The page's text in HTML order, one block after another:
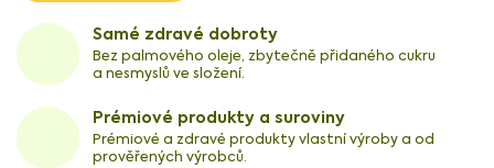
Samé zdravé dobroty
Bez palmového oleje, zbytečně přidaného cukru
a nesmyslů ve složení.
Prémiové produkty a suroviny
Prémiové a zdravé produkty vlastní výroby a od
prověřených výrobců.